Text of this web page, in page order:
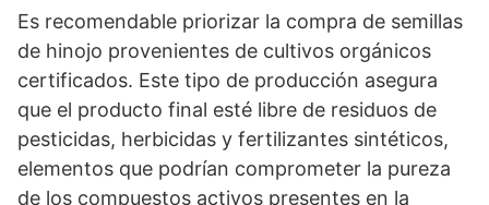
Es recomendable priorizar la compra de semillas
de hinojo provenientes de cultivos orgánicos
certificados. Este tipo de producción asegura
que el producto final esté libre de residuos de
pesticidas, herbicidas y fertilizantes sintéticos,
elementos que podrían comprometer la pureza
de los compuestos activos presentes en la